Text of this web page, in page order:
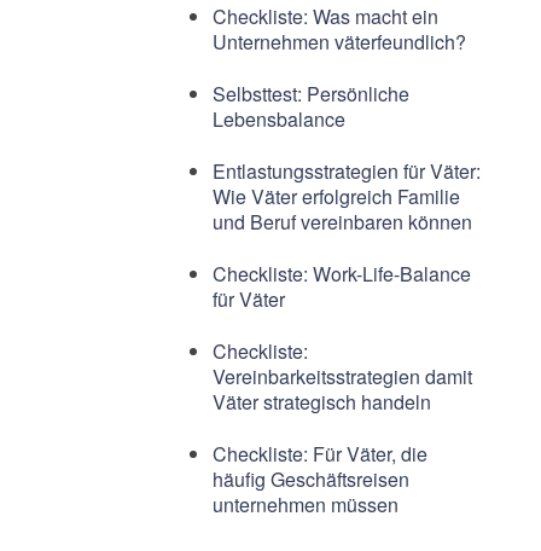
Checkliste: Was macht ein
Unternehmen väterfeundlich?
Selbsttest: Persönliche
Lebensbalance
Entlastungsstrategien für Väter:
Wie Väter erfolgreich Familie
und Beruf vereinbaren können
Checkliste: Work-Life-Balance
für Väter
Checkliste:
Vereinbarkeitsstrategien damit
Väter strategisch handeln
Checkliste: Für Väter, die
häufig Geschäftsreisen
unternehmen müssen